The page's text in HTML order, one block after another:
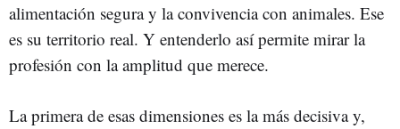
alimentación segura y la convivencia con animales. Ese
es su territorio real. Y entenderlo así permite mirar la
profesión con la amplitud que merece.
La primera de esas dimensiones es la más decisiva y,